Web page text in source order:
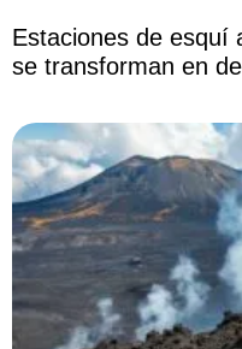
Estaciones de esquí
se transforman en